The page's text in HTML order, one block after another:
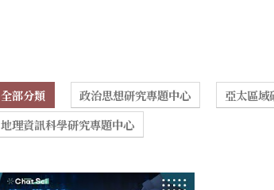
全部分類 政治思想研究專題中心 亞太區域
地理資訊科學研究專題中心